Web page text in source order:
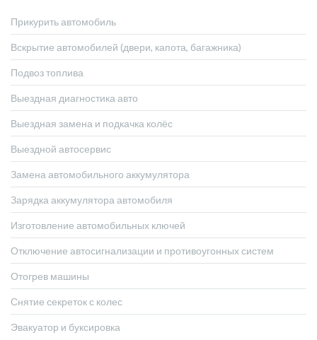
Прикурить автомобиль
Вскрытие автомобилей (двери, капота, багажника)
Подвоз топлива
Выездная диагностика авто
Выездная замена и подкачка колёс
Выездной автосервис
Замена автомобильного аккумулятора
Зарядка аккумулятора автомобиля
Изготовление автомобильных ключей
Отключение автосигнализации и противоугонных систем
Отогрев машины
Снятие секреток с колес
Эвакуатор и буксировка